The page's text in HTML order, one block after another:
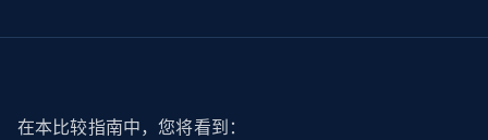
在本比较指南中，您将看到：